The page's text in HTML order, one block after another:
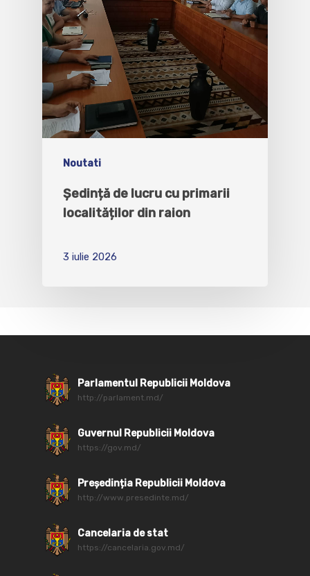
Noutati
Ședință de lucru cu primarii
localităților din raion
3 iulie 2026
Parlamentul Republicii Moldova
http://parlament.md/
Guvernul Republicii Moldova
https://gov.md/
Președinția Republicii Moldova
http://www.presedinte.md/
Cancelaria de stat
https://cancelaria.gov.md/